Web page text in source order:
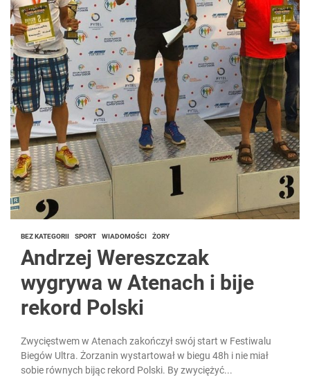
BEZ KATEGORII SPORT WIADOMOŚCI ŻORY
Andrzej Wereszczak
wygrywa w Atenach i bije
rekord Polski
Zwycięstwem w Atenach zakończył swój start w Festiwalu
Biegów Ultra. Żorzanin wystartował w biegu 48h i nie miał
sobie równych bijąc rekord Polski. By zwyciężyć...